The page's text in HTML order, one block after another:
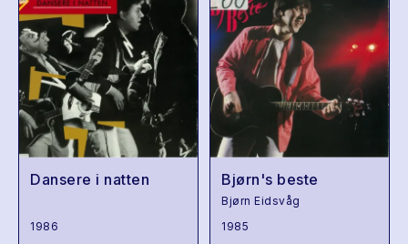
Dansere i natten
1986
Bjørn's beste
Bjørn Eidsvåg
1985